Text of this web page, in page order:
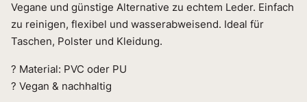
Vegane und günstige Alternative zu echtem Leder. Einfach
zu reinigen, flexibel und wasserabweisend. Ideal für
Taschen, Polster und Kleidung.
? Material: PVC oder PU
? Vegan & nachhaltig